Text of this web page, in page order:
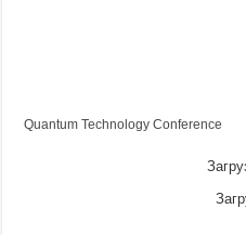
Quantum Technology Conference